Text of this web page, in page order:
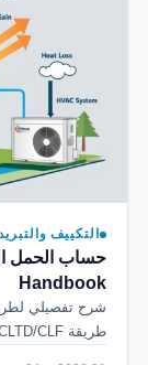
التكييف
Handbook
شرح تفصيلي
طريقة CLTD/CLF المعتمدة من ASHRAE مع أمثلة عمل...